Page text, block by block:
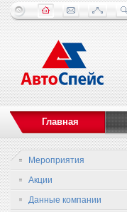
Главная
Мероприятия
Акции
Данные компании